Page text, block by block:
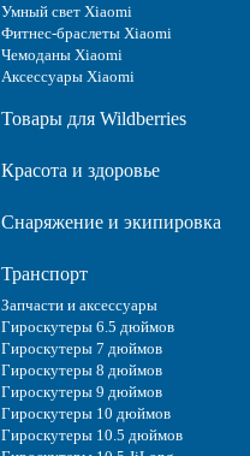
Умный свет Xiaomi
Фитнес-браслеты Xiaomi
Чемоданы Xiaomi
Аксессуары Xiaomi
Товары для Wildberries
Красота и здоровье
Снаряжение и экипировка
Транспорт
Запчасти и аксессуары
Гироскутеры 6.5 дюймов
Гироскутеры 7 дюймов
Гироскутеры 8 дюймов
Гироскутеры 9 дюймов
Гироскутеры 10 дюймов
Гироскутеры 10.5 дюймов